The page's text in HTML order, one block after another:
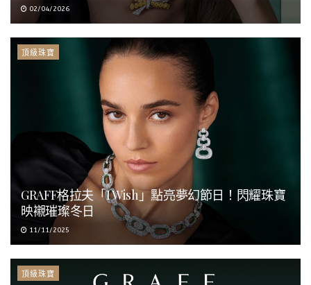
02/04/2026
頂級珠寶
GRAFF格拉夫「I Wish」點亮夢幻節日！閃耀珠寶
映襯璀璨冬日
11/11/2025
頂級珠寶